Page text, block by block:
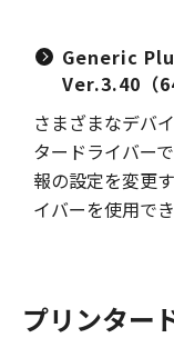
Generic
Ver.3.40（
さまざまなデバ
タードライバー
報の設定を変更
イバーを使用でき
プリンター